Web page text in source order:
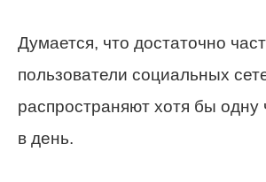
Думается, что достаточно
пользователи социальных
распространяют хотя бы одну
в день.